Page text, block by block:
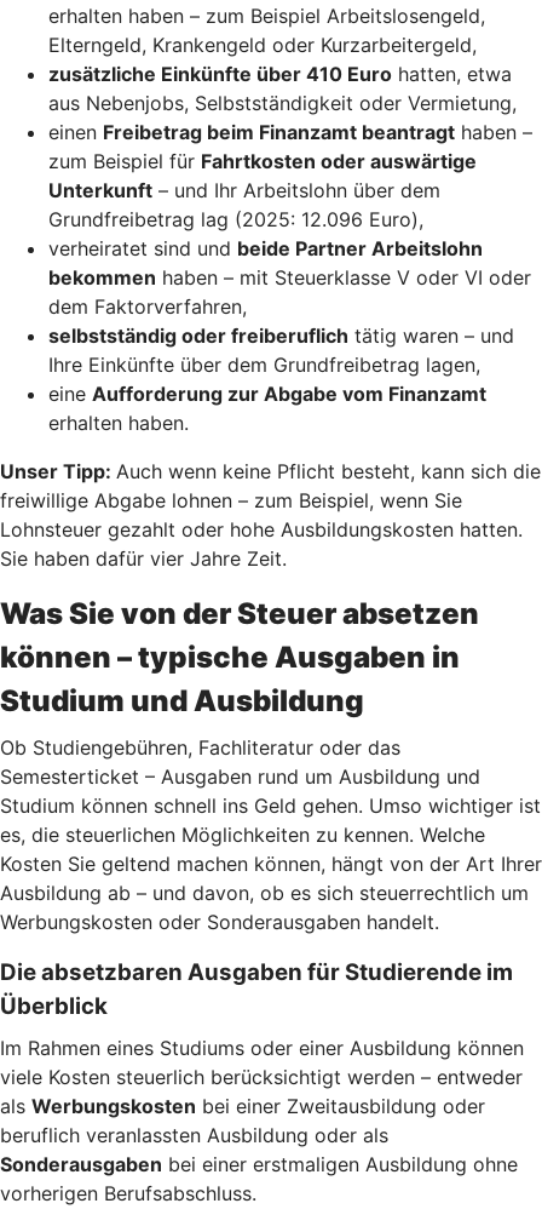
erhalten haben – zum Beispiel Arbeitslosengeld,
Elterngeld, Krankengeld oder Kurzarbeitergeld,
zusätzliche Einkünfte über 410 Euro hatten, etwa
aus Nebenjobs, Selbstständigkeit oder Vermietung,
einen Freibetrag beim Finanzamt beantragt haben –
zum Beispiel für Fahrtkosten oder auswärtige
Unterkunft – und Ihr Arbeitslohn über dem
Grundfreibetrag lag (2025: 12.096 Euro),
verheiratet sind und beide Partner Arbeitslohn
bekommen haben – mit Steuerklasse V oder VI oder
dem Faktorverfahren,
selbstständig oder freiberuflich tätig waren – und
Ihre Einkünfte über dem Grundfreibetrag lagen,
eine Aufforderung zur Abgabe vom Finanzamt
erhalten haben.
Unser Tipp: Auch wenn keine Pflicht besteht, kann sich die
freiwillige Abgabe lohnen – zum Beispiel, wenn Sie
Lohnsteuer gezahlt oder hohe Ausbildungskosten hatten.
Sie haben dafür vier Jahre Zeit.
Was Sie von der Steuer absetzen
können – typische Ausgaben in
Studium und Ausbildung
Ob Studiengebühren, Fachliteratur oder das
Semesterticket – Ausgaben rund um Ausbildung und
Studium können schnell ins Geld gehen. Umso wichtiger ist
es, die steuerlichen Möglichkeiten zu kennen. Welche
Kosten Sie geltend machen können, hängt von der Art Ihrer
Ausbildung ab – und davon, ob es sich steuerrechtlich um
Werbungskosten oder Sonderausgaben handelt.
Die absetzbaren Ausgaben für Studierende im
Überblick
Im Rahmen eines Studiums oder einer Ausbildung können
viele Kosten steuerlich berücksichtigt werden – entweder
als Werbungskosten bei einer Zweitausbildung oder
beruflich veranlassten Ausbildung oder als
Sonderausgaben bei einer erstmaligen Ausbildung ohne
vorherigen Berufsabschluss.